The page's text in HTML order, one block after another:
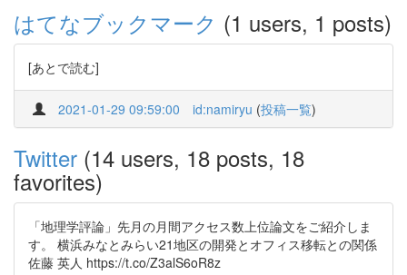
はてなブックマーク (1 users, 1 posts)
[あとで読む]
2021-01-29 09:59:00 id:namiryu (投稿一覧)
Twitter (14 users, 18 posts, 18
favorites)
「地理学評論」先月の月間アクセス数上位論文をご紹介しま
す。 横浜みなとみらい21地区の開発とオフィス移転との関係
佐藤 英人 https://t.co/Z3alS6oR8z